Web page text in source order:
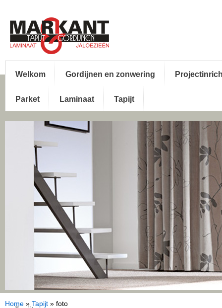
Welkom Gordijnen en zonwering
Parket Laminaat Tapijt
Home » Tapijt » foto